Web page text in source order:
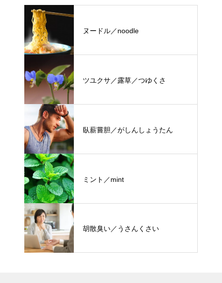
ヌードル／noodle
ツユクサ／露草／つゆくさ
臥薪嘗胆／がしんしょうたん
ミント／mint
胡散臭い／うさんくさい